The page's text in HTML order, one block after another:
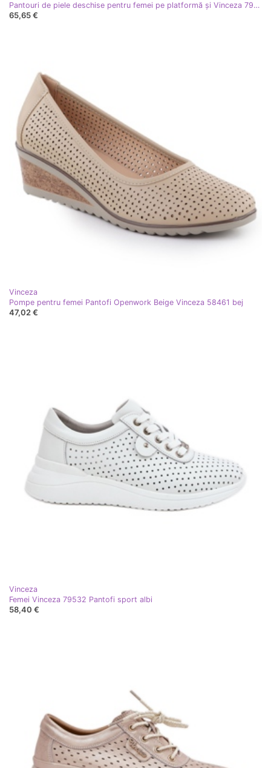
Pantouri de piele deschise pentru femei pe platformă și Vinceza 79522 White White White alb
65,65 €
Vinceza
Pompe pentru femei Pantofi Openwork Beige Vinceza 58461 bej
47,02 €
Vinceza
Femei Vinceza 79532 Pantofi sport albi
58,40 €